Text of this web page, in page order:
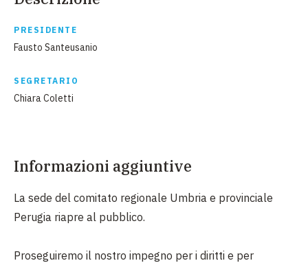
PRESIDENTE
Fausto Santeusanio
SEGRETARIO
Chiara Coletti
Informazioni aggiuntive
La sede del comitato regionale Umbria e provinciale
Perugia riapre al pubblico.
Proseguiremo il nostro impegno per i diritti e per